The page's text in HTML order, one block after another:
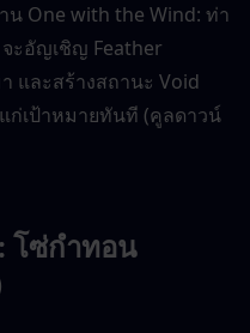
น One with the Wind: ท่า
จะอัญเชิญ Feather
และสร้างสถานะ Void
ก่เป้าหมายทันที (คูลดาวน์
โซ่กำทอน